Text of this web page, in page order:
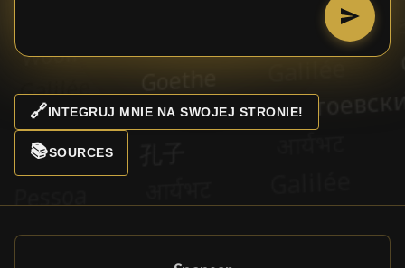
🔗INTEGRUJ MNIE NA SWOJEJ STRONIE!
📚SOURCES